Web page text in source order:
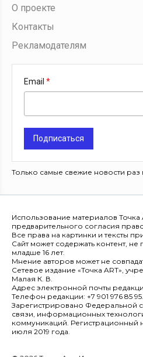
О проекте
Контакты
Рекламодателям
Email
Подписаться
Только самые свежие новости
Использование материалов
предварительного согласия
Все права на картинки и тексты
Сайт может содержать контент,
младше 16 лет.
Мнение авторов может не
Сетевое издание «Точка ART»,
Малая К. В.
Адрес электронной почты
Телефон редакции: +7 901 976 85 95.
Зарегистрировано Федеральной
связи, информационных
коммуникаций. Регистрационный
июля 2019 года.